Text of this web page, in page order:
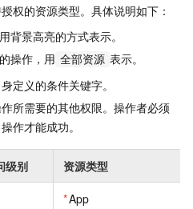
权的资源类型。具体说明如下：
背景高亮的方式表示。
操作，用 全部资源 表示。
定义的条件关键字。
所需要的其他权限。操作者必须
作才能成功。
级别 资源类型
*App